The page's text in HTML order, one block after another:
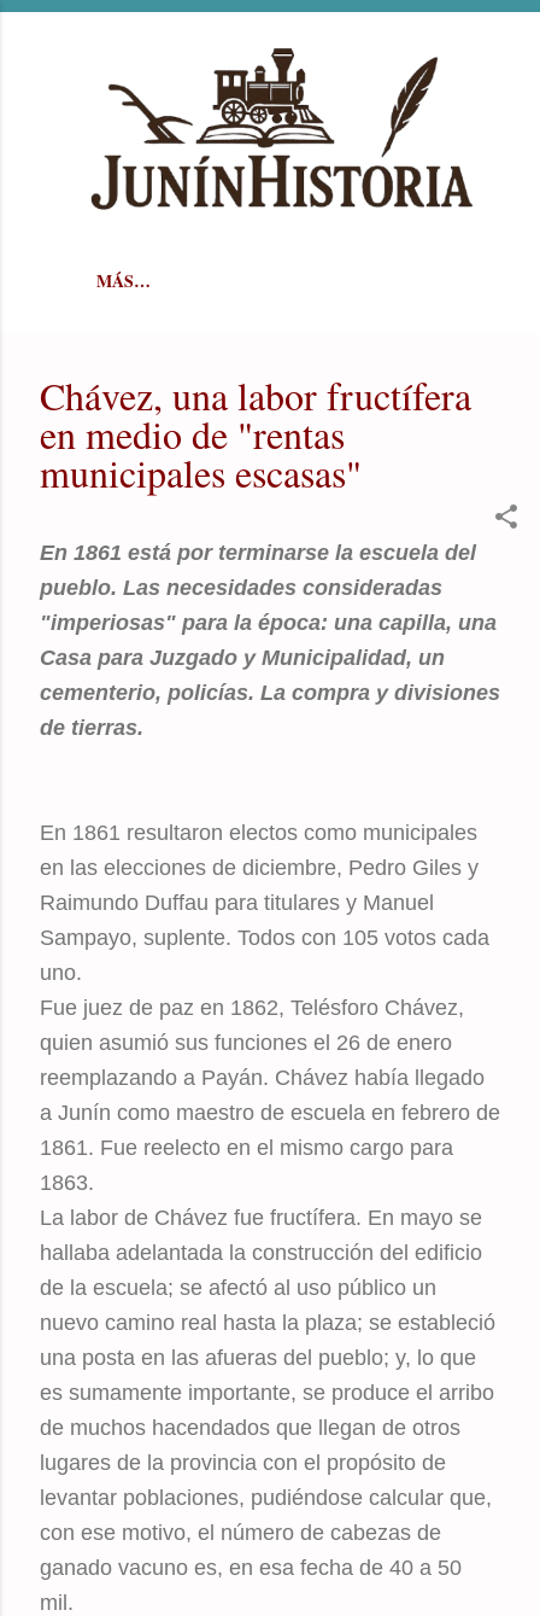
MÁS…
Chávez, una labor fructífera
en medio de "rentas
municipales escasas"
En 1861 está por terminarse la escuela del
pueblo. Las necesidades consideradas
"imperiosas" para la época: una capilla, una
Casa para Juzgado y Municipalidad, un
cementerio, policías. La compra y divisiones
de tierras.
En 1861 resultaron electos como municipales
en las elecciones de diciembre, Pedro Giles y
Raimundo Duffau para titulares y Manuel
Sampayo, suplente. Todos con 105 votos cada
uno.
Fue juez de paz en 1862, Telésforo Chávez,
quien asumió sus funciones el 26 de enero
reemplazando a Payán. Chávez había llegado
a Junín como maestro de escuela en febrero de
1861. Fue reelecto en el mismo cargo para
1863.
La labor de Chávez fue fructífera. En mayo se
hallaba adelantada la construcción del edificio
de la escuela; se afectó al uso público un
nuevo camino real hasta la plaza; se estableció
una posta en las afueras del pueblo; y, lo que
es sumamente importante, se produce el arribo
de muchos hacendados que llegan de otros
lugares de la provincia con el propósito de
levantar poblaciones, pudiéndose calcular que,
con ese motivo, el número de cabezas de
ganado vacuno es, en esa fecha de 40 a 50
mil.